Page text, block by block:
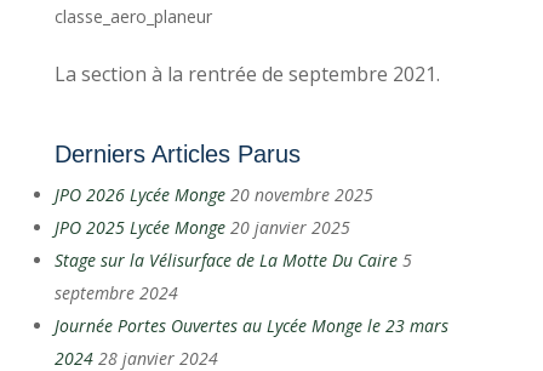
classe_aero_planeur
La section à la rentrée de septembre 2021.
Derniers Articles Parus
JPO 2026 Lycée Monge 20 novembre 2025
JPO 2025 Lycée Monge 20 janvier 2025
Stage sur la Vélisurface de La Motte Du Caire 5
septembre 2024
Journée Portes Ouvertes au Lycée Monge le 23 mars
2024 28 janvier 2024